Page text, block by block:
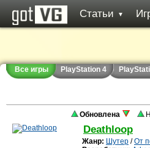
Статьи ▼
Все игры PlayStation 4
Обновлена
Deathloop
Жанр: Шутер /От